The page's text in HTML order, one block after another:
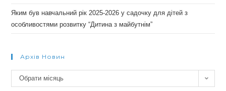
Яким був навчальний рік 2025-2026 у садочку для дітей з
особливостями розвитку “Дитина з майбутнім”
Архів Новин
Архів
новин
Обрати місяць